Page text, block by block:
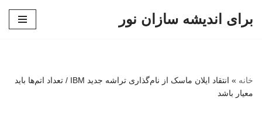
برای اندیشه سازان نور
خانه »
انتقاد ایلان ماسک از نام‌گذاری تراشه جدید IBM / تعداد اتم‌ها باید
معیار باشد